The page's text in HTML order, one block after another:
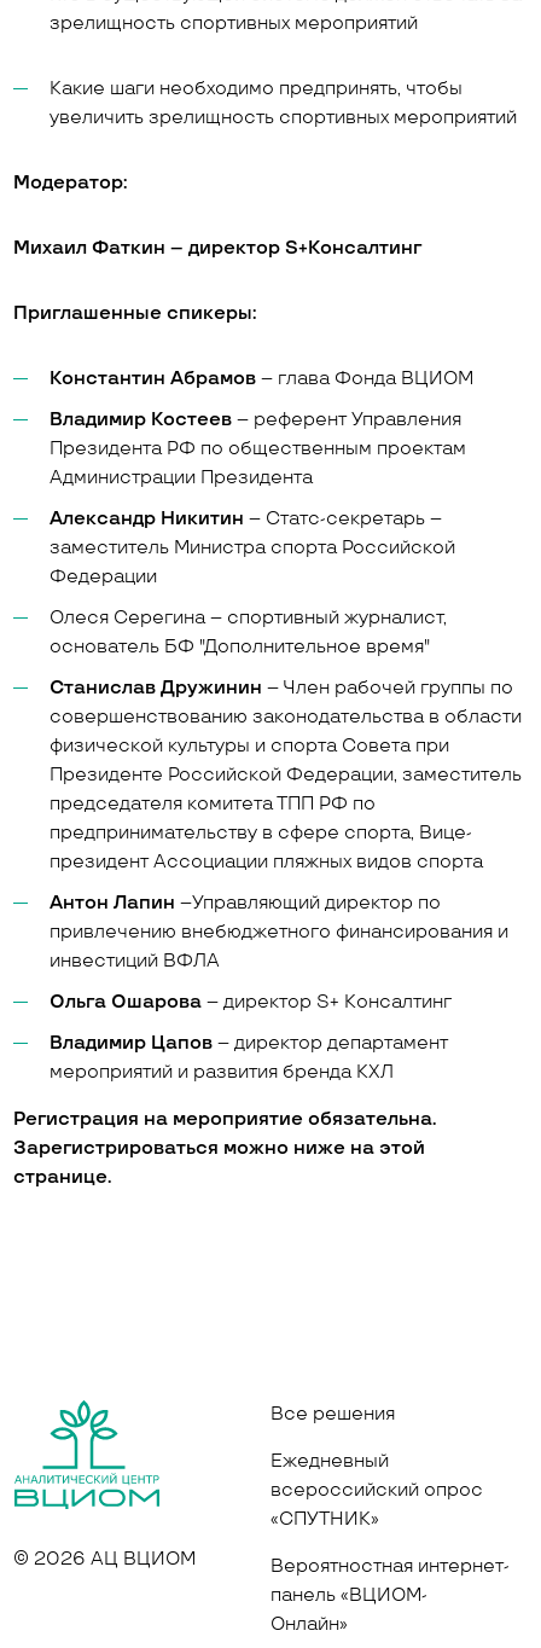
зрелищность спортивных мероприятий
Какие шаги необходимо предпринять, чтобы
увеличить зрелищность спортивных мероприятий
Модератор:
Михаил Фаткин – директор S+Консалтинг
Приглашенные спикеры:
Константин Абрамов – глава Фонда ВЦИОМ
Владимир Костеев – референт Управления
Президента РФ по общественным проектам
Администрации Президента
Александр Никитин– Статс-секретарь –
заместитель Министра спорта Российской
Федерации
Олеся Серегина – спортивный журналист,
основатель БФ "Дополнительное время"
Станислав Дружинин – Член рабочей группы по
совершенствованию законодательства в области
физической культуры и спорта Совета при
Президенте Российской Федерации, заместитель
председателя комитета ТПП РФ по
предпринимательству в сфере спорта, Вице-
президент Ассоциации пляжных видов спорта
Антон Лапин –Управляющий директор по
привлечению внебюджетного финансирования и
инвестиций ВФЛА
Ольга Ошарова – директор S+ Консалтинг
Владимир Цапов – директор департамент
мероприятий и развития бренда КХЛ
Регистрация на мероприятие обязательна.
Зарегистрироваться можно ниже на этой
странице.
© 2026 АЦ ВЦИОМ
Все решения
Ежедневный
всероссийский опрос
«СПУТНИК»
Вероятностная интернет-
панель «ВЦИОМ-
Онлайн»